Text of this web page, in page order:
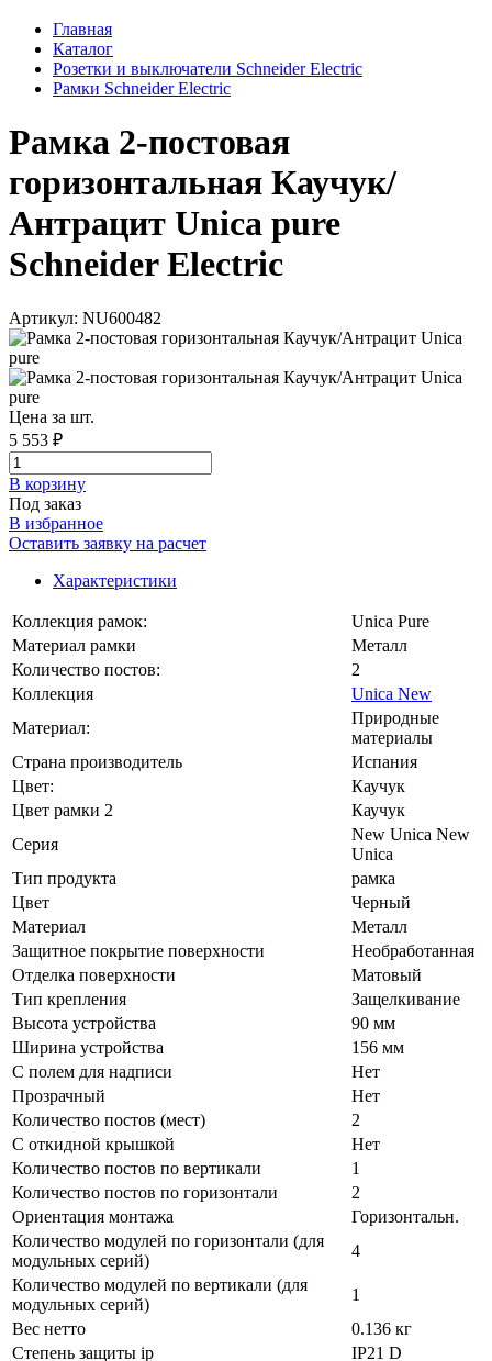
Главная
Каталог
Розетки и выключатели Schneider Electric
Рамки Schneider Electric
Рамка 2-постовая
горизонтальная Каучук/
Антрацит Unica pure
Schneider Electric
Артикул: NU600482
Цена за шт.
5 553 ₽
В корзинy
Под заказ
В избранное
Оставить заявку на расчет
Характеристики
Коллекция рамок:
Unica Pure
Материал рамки
Металл
Количество постов:
2
Коллекция
Unica New
Материал:
Природные
материалы
Страна производитель
Испания
Цвет:
Каучук
Цвет рамки 2
Каучук
Серия
New Unica New
Unica
Тип продукта
рамка
Цвет
Черный
Материал
Металл
Защитное покрытие поверхности
Необработанная
Отделка поверхности
Матовый
Тип крепления
Защелкивание
Высота устройства
90 мм
Ширина устройства
156 мм
С полем для надписи
Нет
Прозрачный
Нет
Количество постов (мест)
2
С откидной крышкой
Нет
Количество постов по вертикали
1
Количество постов по горизонтали
2
Ориентация монтажа
Горизонтальн.
Количество модулей по горизонтали (для
модульных серий)
4
Количество модулей по вертикали (для
модульных серий)
1
Вес нетто
0.136 кг
Степень защиты ip
IP21 D